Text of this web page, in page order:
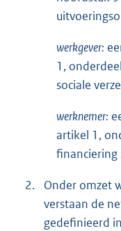
werkgever:
1,
sociale
werknemer:
artikel 1,
financiering
2.
Onder omzet
verstaan de
gedefinieerd